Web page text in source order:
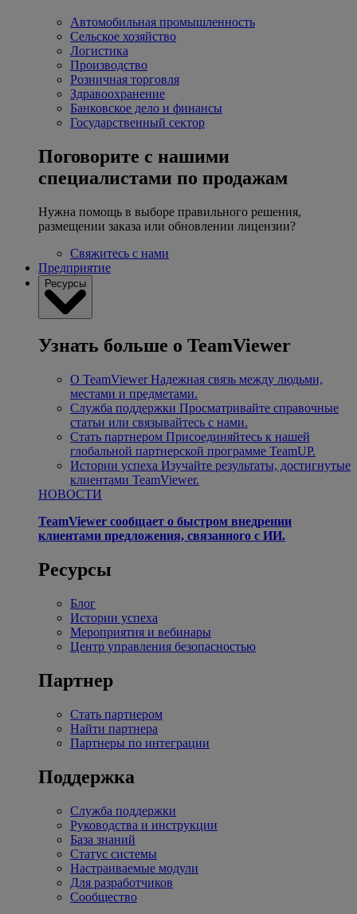
Автомобильная промышленность
Сельское хозяйство
Логистика
Производство
Розничная торговля
Здравоохранение
Банковское дело и финансы
Государственный сектор
Поговорите с нашими
специалистами по продажам
Нужна помощь в выборе правильного решения,
размещении заказа или обновлении лицензии?
Свяжитесь с нами
Предприятие
Ресурсы
Узнать больше о TeamViewer
О TeamViewer Надежная связь между людьми,
местами и предметами.
Служба поддержки Просматривайте справочные
статьи или связывайтесь с нами.
Стать партнером Присоединяйтесь к нашей
глобальной партнерской программе TeamUP.
Истории успеха Изучайте результаты, достигнутые
клиентами TeamViewer.
НОВОСТИ
TeamViewer сообщает о быстром внедрении
клиентами предложения, связанного с ИИ.
Ресурсы
Блог
Истории успеха
Мероприятия и вебинары
Центр управления безопасностью
Партнер
Стать партнером
Найти партнера
Партнеры по интеграции
Поддержка
Служба поддержки
Руководства и инструкции
База знаний
Статус системы
Настраиваемые модули
Для разработчиков
Сообщество